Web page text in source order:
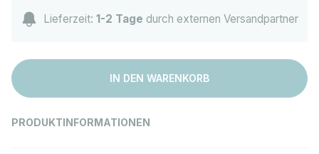
Lieferzeit: 1-2 Tage durch externen Versandpartner
IN DEN WARENKORB
PRODUKTINFORMATIONEN